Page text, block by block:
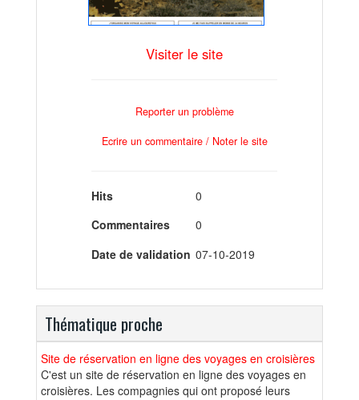
Visiter le site
Reporter un problème
Ecrire un commentaire / Noter le site
Hits
0
Commentaires
0
Date de validation 07-10-2019
Thématique proche
Site de réservation en ligne des voyages en croisières
C'est un site de réservation en ligne des voyages en
croisières. Les compagnies qui ont proposé leurs